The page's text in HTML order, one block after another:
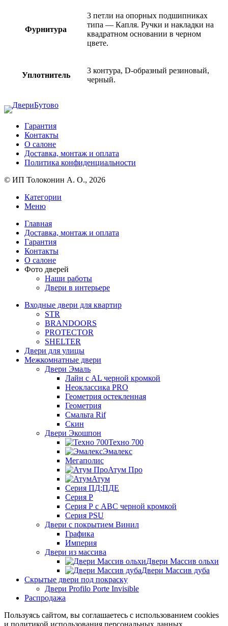
Фурнитура
3 петли на опорных подшипниках
типа — Капля. Ручки и накладки на
квадратном основании в черном
цвете.
Уплотнитель
3 контура, D-образный резиновый,
черный.
Гарантия
Контакты
О салоне
Доставка, монтаж и оплата
Политика конфиденциальности
© ИП Толоконин А. О., 2026
Категории
Меню
Главная
Доставка, монтаж и оплата
Гарантия
Контакты
О салоне
Фото дверей
Наши работы
Двери в интерьере
Входные двери для квартир
STR
BRANDOORS
PROTECTOR
SHELTER
Двери для улицы
Межкомнатные двери
Двери Эмаль
Лайн с AL черной кромкой
Неоклассика PRO
Геометрия остекленная
Геометрия
Смальта Rif
Скин
Двери Экошпон
Техно 700
Эмалекс
Мегаполис
Атум Про
Атум
Серия ПД;ПДЕ
Серия Р
Серия Р с АВС черной кромкой
Серия PSU
Двери с покрытием Винил
Графика
Империя
Двери из массива
Двери Массив ольхи
Двери Массив дуба
Скрытые двери под покраску
Двери Profilo Porte Invisible
Распродажа
Пользуясь сайтом, вы соглашаетесь с использованием cookies
и политикой использования персональных данных.